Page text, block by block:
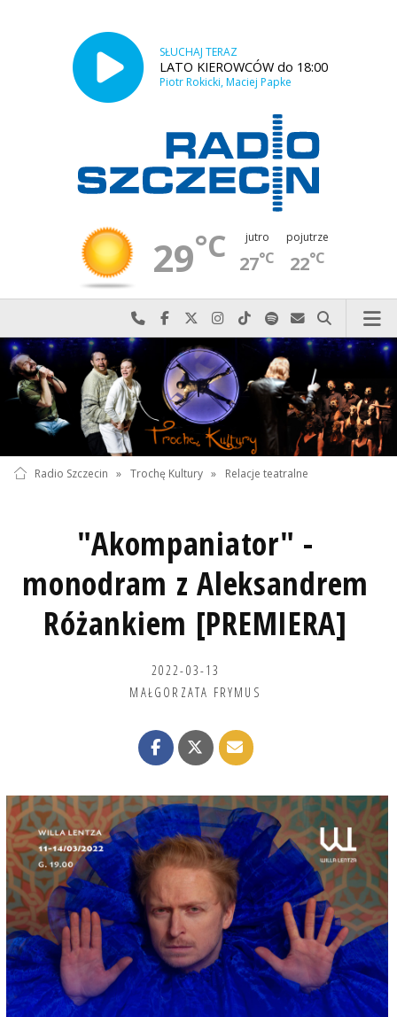
SŁUCHAJ TERAZ
LATO KIEROWCÓW do 18:00
Piotr Rokicki, Maciej Papke
29°C jutro
27°C
pojutrze
22°C
Najlepiej po prostu do nas zadzwoń
Odwiedź nas na Facebook-u
Odwiedź nas na X
Odwiedź nas na Instagram-ie
Odwiedź nas na TikTok-u
Szukaj nas na Spotify
Wyślij do nas
Szukaj
Radio Szczecin » Trochę Kultury » Relacje teatralne
"Akompaniator" -
monodram z Aleksandrem
Różankiem [PREMIERA]
2022-03-13
MAŁGORZATA FRYMUS